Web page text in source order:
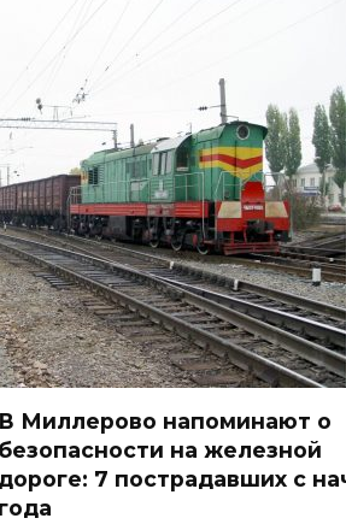
В Миллерово напоминают о
безопасности на железной
дороге: 7 пострадавших с
года